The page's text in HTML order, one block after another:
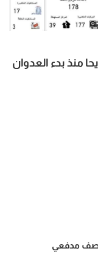
4335 شهيدا و 12273 جريحا منذ بدء العدوان
مدفعي